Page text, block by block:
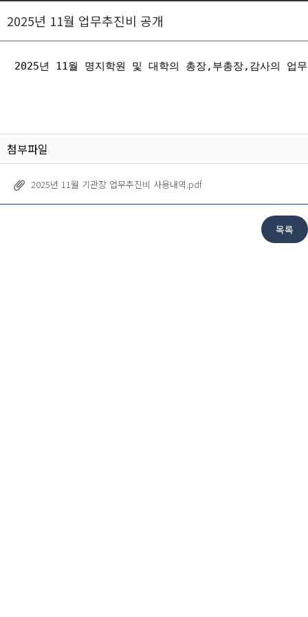
2025년 11월 업무추진비 공개
2025년 11월 명지학원 및 대학의 총장,부총장,감사의 업
첨부파일
2025년 11월 기관장 업무추진비 사용내역.pdf